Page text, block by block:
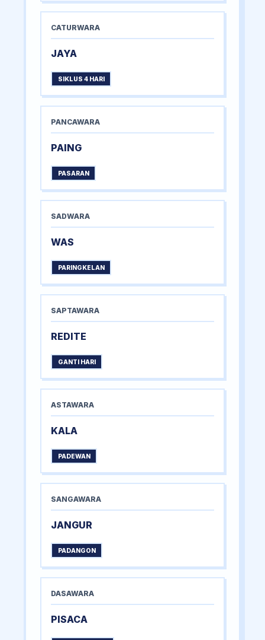
CATURWARA
JAYA
SIKLUS 4 HARI
PANCAWARA
PAING
PASARAN
SADWARA
WAS
PARINGKELAN
SAPTAWARA
REDITE
GANTI HARI
ASTAWARA
KALA
PADEWAN
SANGAWARA
JANGUR
PADANGON
DASAWARA
PISACA